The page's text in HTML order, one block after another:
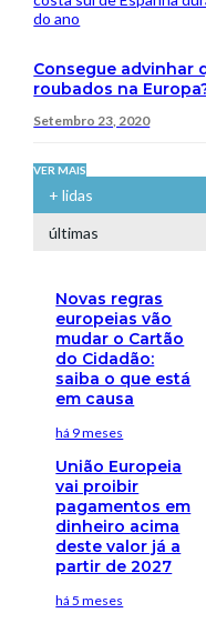
do ano
Consegue advinhar
roubados na
Setembro 23, 2020
VER MAIS
+ lidas
últimas
Novas regras
europeias vão
mudar o Cartão
do Cidadão:
saiba o que está
em causa
há 9 meses
União Europeia
vai proibir
pagamentos em
dinheiro acima
deste valor já a
partir de 2027
há 5 meses